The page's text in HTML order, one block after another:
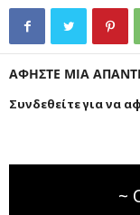
ΑΦΗΣΤΕ ΜΙΑ
Συνδεθείτε για να
~